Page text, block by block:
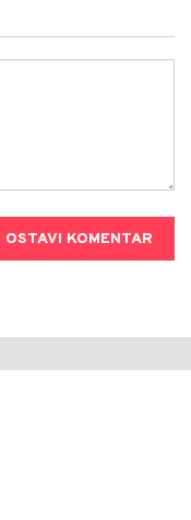
OSTAVI KOMENTAR